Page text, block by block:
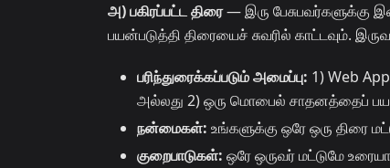
அ) பகிரப்பட்ட திரை— இரு பேசுபவர்களுக்கு
பயன்படுத்தி திரையைச் சுவரில் காட்டவும்.
பரிந்துரைக்கப்படும் அமைப்பு: 1) Web
அல்லது 2) ஒரு மொபைல் சாதனத்தைப்
நன்மைகள்: உங்களுக்கு ஒரே ஒரு திரை
குறைபாடுகள்: ஒரே ஒருவர் மட்டுமே